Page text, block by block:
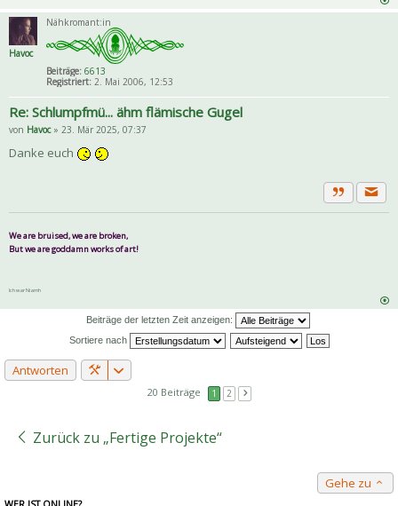
Havoc
Nähkromant:in
Beiträge: 6613
Registriert: 2. Mai 2006, 12:53
Re: Schlumpfmü... ähm flämische Gugel
von Havoc» 23. Mär 2025, 07:37
Danke euch
Zitat
We are bruised, we are broken,
But we are goddamn works of art!
Ich war Niamh
Beiträge der letzten Zeit anzeigen:
Sortiere nach
Antworten
20 Beiträge 1 2
Zurück zu „Fertige Projekte“
Gehe zu